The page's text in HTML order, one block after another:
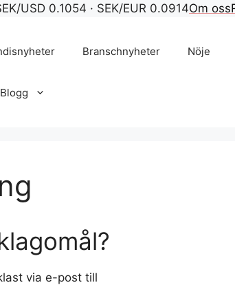
USD 0.1054 · SEK/EUR 0.0914Om oss
Branschnyheter Nöje
Blogg
via e-post till